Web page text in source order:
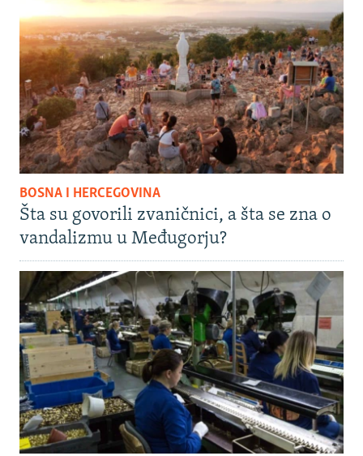
BOSNA I HERCEGOVINA
Šta su govorili zvaničnici, a šta se zna o
vandalizmu u Međugorju?